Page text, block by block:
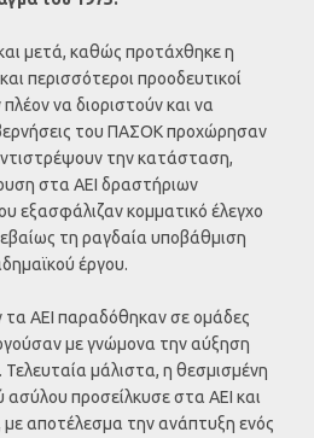
μετά, καθώς προτάχθηκε η
περισσότεροι προοδευτικοί
να διοριστούν και να
του ΠΑΣΟΚ προχώρησαν
την κατάσταση,
στα ΑΕΙ δραστήριων
εξασφάλιζαν κομματικό έλεγχο
τη ραγδαία υποβάθμιση
έργου.
τα ΑΕΙ παραδόθηκαν σε ομάδες
με γνώμονα την αύξηση
Τελευταία μάλιστα, η θεσμισμένη
προσείλκυσε στα ΑΕΙ και
με αποτέλεσμα την ανάπτυξη ενός